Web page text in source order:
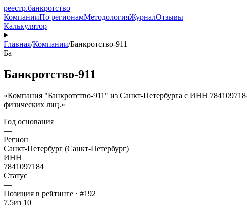
реестр.банкротство
КомпанииПо регионамМетодологияЖурналОтзывы
Калькулятор
Главная/Компании/Банкротство-911
Ба
Банкротство-911
«Компания "Банкротство-911" из Санкт-Петербурга с ИНН
физических лиц.»
Год основания
—
Регион
Санкт-Петербург (Санкт-Петербург)
ИНН
7841097184
Статус
—
Позиция в рейтинге · #192
7.5из 10